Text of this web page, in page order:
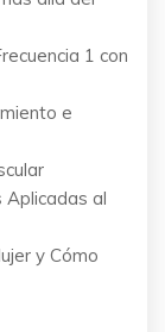
1 con
e
al
y Cómo